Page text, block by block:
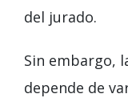
del jurado.
Sin embargo,
depende de